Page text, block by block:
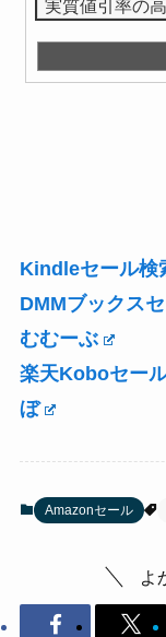
Kindleセール検
DMMブックス
むむーぶ
楽天Koboセー
ぼ
Amazonセール
よ